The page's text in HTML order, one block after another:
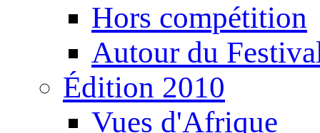
Hors compétition
Autour du
Édition 2010
Vues d'Afrique